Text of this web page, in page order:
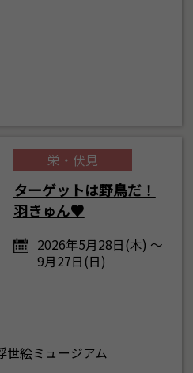
栄・伏見
ターゲットは野鳥だ！
羽きゅん♥
2026年5月28日(木) ～
9月27日(日)
世絵ミュージアム